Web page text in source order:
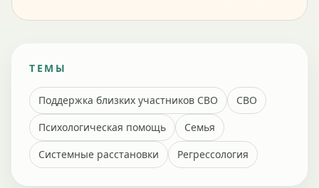
ТЕМЫ
Поддержка близких участников СВО
СВО
Психологическая помощь
Семья
Системные расстановки
Регрессология